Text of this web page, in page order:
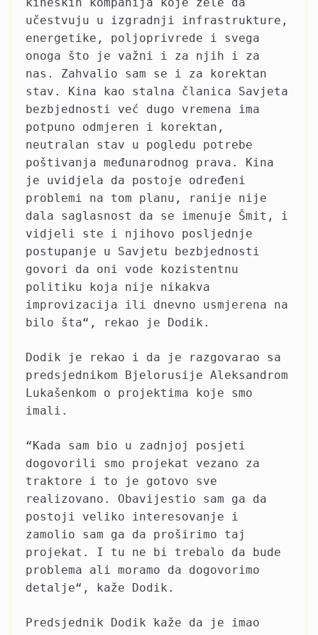
kineskih kompanija koje žele da
učestvuju u izgradnji infrastrukture,
energetike, poljoprivrede i svega
onoga što je važni i za njih i za
nas. Zahvalio sam se i za korektan
stav. Kina kao stalna članica Savjeta
bezbjednosti već dugo vremena ima
potpuno odmjeren i korektan,
neutralan stav u pogledu potrebe
poštivanja međunarodnog prava. Kina
je uvidjela da postoje određeni
problemi na tom planu, ranije nije
dala saglasnost da se imenuje Šmit, i
vidjeli ste i njihovo posljednje
postupanje u Savjetu bezbjednosti
govori da oni vode kozistentnu
politiku koja nije nikakva
improvizacija ili dnevno usmjerena na
bilo šta“, rekao je Dodik.
Dodik je rekao i da je razgovarao sa
predsjednikom Bjelorusije Aleksandrom
Lukašenkom o projektima koje smo
imali.
“Kada sam bio u zadnjoj posjeti
dogovorili smo projekat vezano za
traktore i to je gotovo sve
realizovano. Obavijestio sam ga da
postoji veliko interesovanje i
zamolio sam ga da proširimo taj
projekat. I tu ne bi trebalo da bude
problema ali moramo da dogovorimo
detalje“, kaže Dodik.
Predsjednik Dodik kaže da je imao